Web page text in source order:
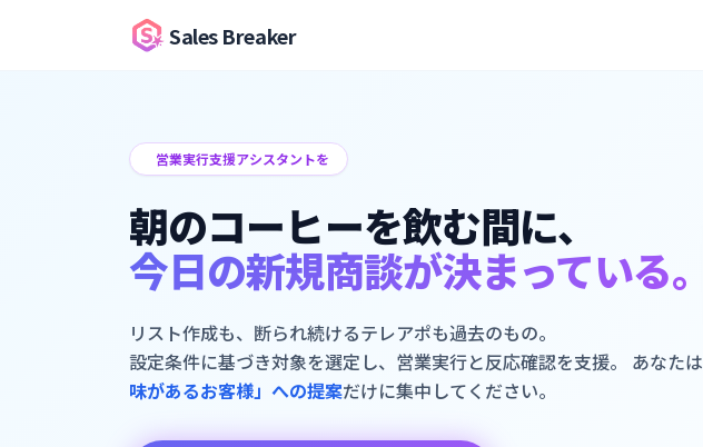
Sales Breaker
営業実行支援アシスタントを
朝のコーヒーを飲む間に、
今日の新規商談が決まっている。
リスト作成も、断られ続けるテレアポも過去のもの。
設定条件に基づき対象を選定し、営業実行と反応確認を支援。
あなたは
味があるお客様」への提案だけに集中してください。